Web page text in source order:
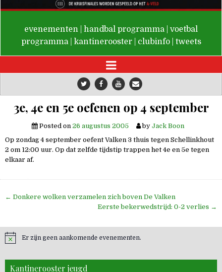
De Valken
evenementen handbal programma
voetbal
programma
kantinerooster clubinfo tweets
3e, 4e en 5e oefenen op 4 september
Posted on 26 augustus 2005 by Jack Boon
Op zondag 4 september oefent Valken 3 thuis tegen Schellinkhout
2 om 12:00 uur. Op dat zelfde tijdstip trappen het 4e en 5e tegen
elkaar af.
Bericht
← Donkere wolken verzamelen zich boven De Valken
Eerste bekerwedstrijd: 0-2 verlies →
Er zijn geen aankomende evenementen.
Kantinerooster jeugd